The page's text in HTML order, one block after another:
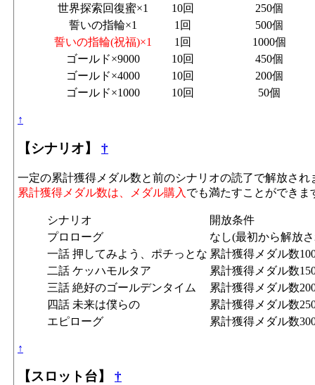
世界探索回復蜜×1
10回
250個
誓いの指輪×1
1回
500個
誓いの指輪(祝福)×1
1回
1000個
ゴールド×9000
10回
450個
ゴールド×4000
10回
200個
ゴールド×1000
10回 50個
↑
【シナリオ】 †
一定の累計獲得メダル数と前のシナリオの読了で解放され
累計獲得メダル数は、メダル購入 でも満たすことができま
シナリオ
開放条件
プロローグ
なし(最初から解放
一話 押してみよう、ポチっとな 累計獲得メダル数
二話 ケッハモルタア
累計獲得メダル数
三話 絶好のゴールデンタイム
累計獲得メダル数
四話 未来は僕らの
累計獲得メダル数
エピローグ
累計獲得メダル数
↑
【スロット台】 †